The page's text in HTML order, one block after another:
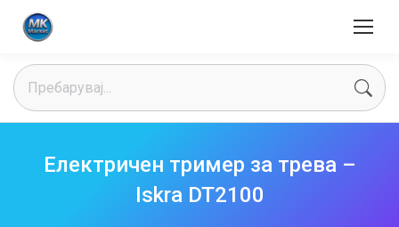
Search:
Електричен тример за трева –
Iskra DT2100